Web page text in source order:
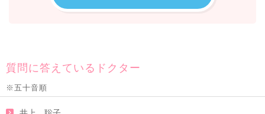
質問に答えているドクター
※五十音順